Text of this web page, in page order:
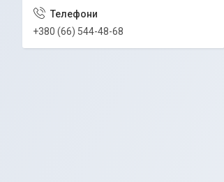
+380 (66) 544-48-68